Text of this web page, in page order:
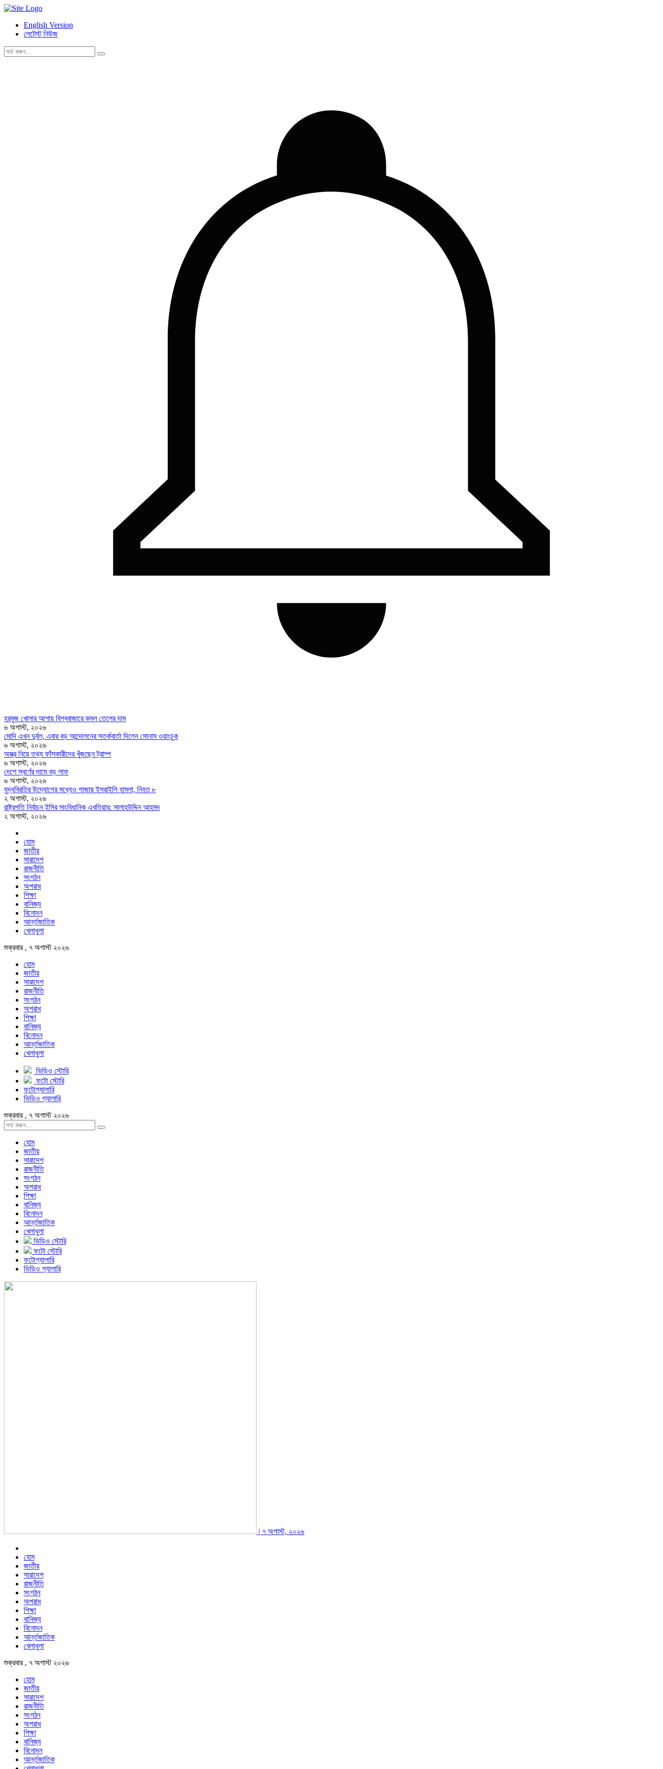
English Version
লেটেস্ট নিউজ
হরমুজ খোলার আশায় বিশ্ববাজারে কমল তেলের দাম
৬ অগাস্ট, ২০২৬
মোদি এখন দুর্বল, এবার বড় আন্দোলনের সতর্কবার্তা দিলেন সোনাম ওয়াংচুক
৬ অগাস্ট, ২০২৬
অস্ত্র নিয়ে তথ্য ফাঁসকারীদের খুঁজছেন ট্রাম্প
৬ অগাস্ট, ২০২৬
দেশে স্বর্ণের দামে বড় লাফ
৬ অগাস্ট, ২০২৬
যুদ্ধবিরতির উদ্যোগের মধ্যেও গাজায় ইসরাইলি হামলা, নিহত ৮
২ অগাস্ট, ২০২৬
রাষ্ট্রপতি নির্বাচন ইসির সাংবিধানিক এখতিয়ার: সালাহউদ্দিন আহমদ
২ অগাস্ট, ২০২৬
হোম
জাতীয়
সারাদেশ
রাজনীতি
সংগঠন
অপরাধ
শিক্ষা
বানিজ্য
বিনোদন
আর্ন্তজাতিক
খেলাধুলা
শুক্রবার , ৭ অগাস্ট ২০২৬
হোম
জাতীয়
সারাদেশ
রাজনীতি
সংগঠন
অপরাধ
শিক্ষা
বানিজ্য
বিনোদন
আর্ন্তজাতিক
খেলাধুলা
ভিডিও স্টোরি
ফটো স্টোরি
ফটোগ্যালারি
ভিডিও গ্যালারি
শুক্রবার , ৭ অগাস্ট ২০২৬
হোম
জাতীয়
সারাদেশ
রাজনীতি
সংগঠন
অপরাধ
শিক্ষা
বানিজ্য
বিনোদন
আর্ন্তজাতিক
খেলাধুলা
ভিডিও স্টোরি
ফটো স্টোরি
ফটোগ্যালারি
ভিডিও গ্যালারি
| ৭ অগাস্ট, ২০২৬
হোম
জাতীয়
সারাদেশ
রাজনীতি
সংগঠন
অপরাধ
শিক্ষা
বানিজ্য
বিনোদন
আর্ন্তজাতিক
খেলাধুলা
শুক্রবার , ৭ অগাস্ট ২০২৬
হোম
জাতীয়
সারাদেশ
রাজনীতি
সংগঠন
অপরাধ
শিক্ষা
বানিজ্য
বিনোদন
আর্ন্তজাতিক